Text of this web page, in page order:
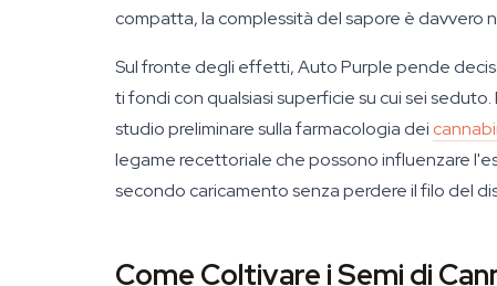
compatta, la complessità del sapore è davvero
Sul fronte degli effetti, Auto Purple pende
ti fondi con qualsiasi superficie su cui sei
studio preliminare sulla farmacologia dei
legame recettoriale che possono influenzare
secondo caricamento senza perdere il filo del
Come Coltivare i Semi di